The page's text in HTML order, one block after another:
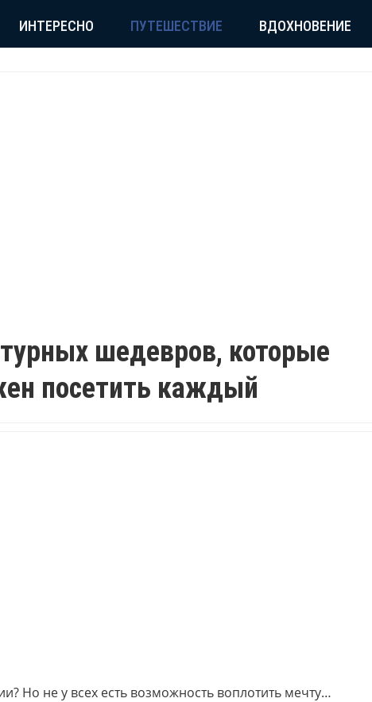
ИНТЕРЕСНО ПУТЕШЕСТВИЕ ВДОХНОВЕНИЕ
шедевров, которые
посетить каждый
Но не у всех есть возможность воплотить мечту…